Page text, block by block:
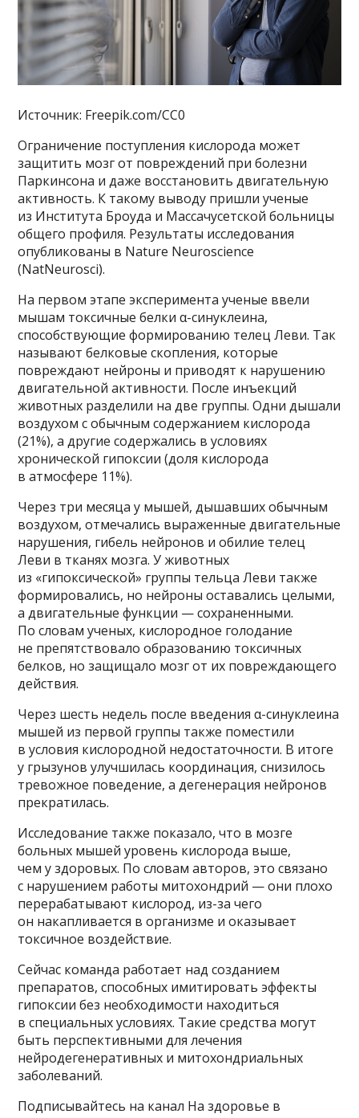
Источник: Freepik.com/CC0
Ограничение поступления кислорода может
защитить мозг от повреждений при болезни
Паркинсона и даже восстановить двигательную
активность. К такому выводу пришли ученые
из Института Броуда и Массачусетской больницы
общего профиля. Результаты исследования
опубликованы в Nature Neuroscience
(NatNeurosci).
На первом этапе эксперимента ученые ввели
мышам токсичные белки α-синуклеина,
способствующие формированию телец Леви. Так
называют белковые скопления, которые
повреждают нейроны и приводят к нарушению
двигательной активности. После инъекций
животных разделили на две группы. Одни дышали
воздухом с обычным содержанием кислорода
(21%), а другие содержались в условиях
хронической гипоксии (доля кислорода
в атмосфере 11%).
Через три месяца у мышей, дышавших обычным
воздухом, отмечались выраженные двигательные
нарушения, гибель нейронов и обилие телец
Леви в тканях мозга. У животных
из «гипоксической» группы тельца Леви также
формировались, но нейроны оставались целыми,
а двигательные функции — сохраненными.
По словам ученых, кислородное голодание
не препятствовало образованию токсичных
белков, но защищало мозг от их повреждающего
действия.
Через шесть недель после введения α-синуклеина
мышей из первой группы также поместили
в условия кислородной недостаточности. В итоге
у грызунов улучшилась координация, снизилось
тревожное поведение, а дегенерация нейронов
прекратилась.
Исследование также показало, что в мозге
больных мышей уровень кислорода выше,
чем у здоровых. По словам авторов, это связано
с нарушением работы митохондрий — они плохо
перерабатывают кислород, из-за чего
он накапливается в организме и оказывает
токсичное воздействие.
Сейчас команда работает над созданием
препаратов, способных имитировать эффекты
гипоксии без необходимости находиться
в специальных условиях. Такие средства могут
быть перспективными для лечения
нейродегенеративных и митохондриальных
заболеваний.
Подписывайтесь на канал На здоровье в